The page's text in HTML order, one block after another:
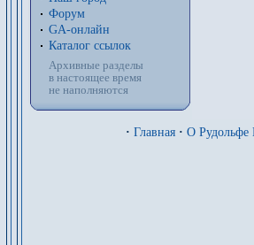
Форум
GA-онлайн
Каталог ссылок
Архивные разделы
в настоящее время
не наполняются
· Главная · О Рудольфе